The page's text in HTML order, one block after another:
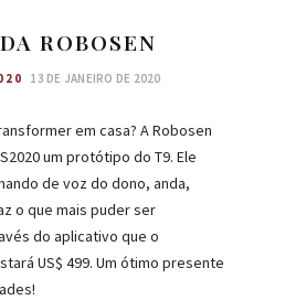
ROBOSEN
13 DE JANEIRO DE 2020
em casa? A Robosen
um protótipo do T9. Ele
de voz do dono, anda,
o que mais puder ser
do aplicativo que o
US$ 499. Um ótimo presente